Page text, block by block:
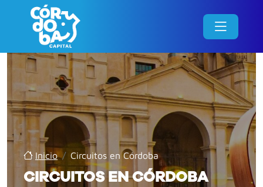
Inicio / Circuitos en Córdoba
CIRCUITOS EN CÓRDOBA